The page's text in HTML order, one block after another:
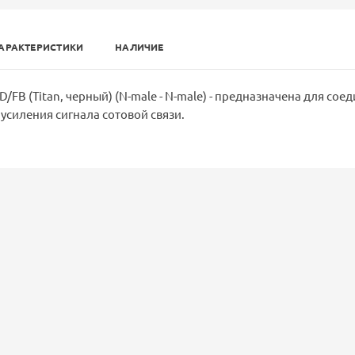
НАЛИЧИЕ
FB (Titan, черный) (N-male - N-male) - предназначена для
сигнала сотовой связи.